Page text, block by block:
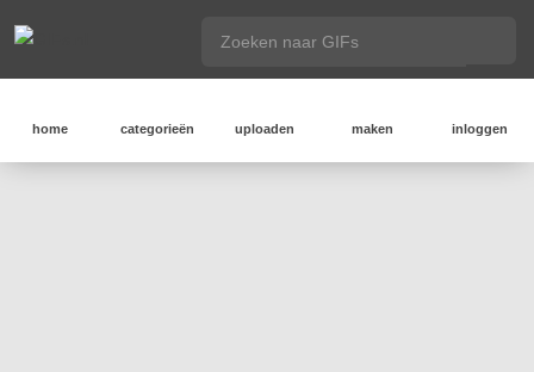
home categorieën uploaden maken inloggen